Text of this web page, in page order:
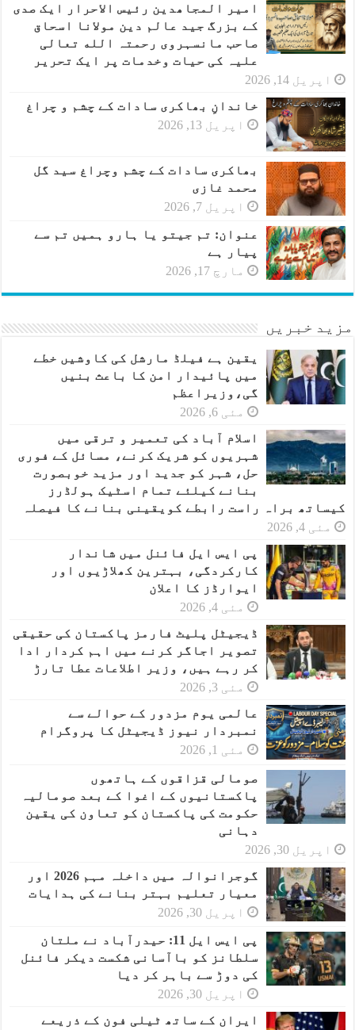
امیر المجاھدین رئیس الاحرار ایک صدی
کے بزرگ جید عالم دین مولانا اسحاق
صاحب مانسہروی رحمتہ الله تعالی
علیہ کی حیات وخدمات پر ایک تحریر
اپریل 14, 2026
خاندانِ بھاکری سادات کے چشم و چراغ
اپریل 13, 2026
بھاکری سادات کے چشم وچراغ سید گل
محمد غازی
اپریل 7, 2026
عنوان: تم جیتو یا ہارو ہمیں تم سے
پیار ہے
مارچ 17, 2026
مزید خبریں
یقین ہے فیلڈ مارشل کی کاوشیں خطے
میں پائیدار امن کا باعث بنیں
گی،وزیراعظم
مئی 6, 2026
اسلام آباد کی تعمیر و ترقی میں
شہریوں کو شریک کرنے، مسائل کے فوری
حل، شہر کو جدید اور مزید خوبصورت
بنانے کیلئے تمام اسٹیک ہولڈرز
کیساتھ براہ راست رابطے کویقینی بنانے کا فیصلہ
مئی 4, 2026
پی ایس ایل فائنل میں شاندار
کارکردگی، بہترین کھلاڑیوں اور
ایوارڈز کا اعلان
مئی 4, 2026
ڈیجیٹل پلیٹ فارمز پاکستان کی حقیقی
تصویر اجاگر کرنے میں اہم کردار ادا
کر رہے ہیں، وزیر اطلاعات عطا تارڑ
مئی 3, 2026
عالمی یوم مزدور کے حوالے سے
نمبردار نیوز ڈیجیٹل کا پروگرام
مئی 1, 2026
صومالی قزاقوں کے ہاتھوں
پاکستانیوں کے اغوا کے بعد صومالیہ
حکومت کی پاکستان کو تعاون کی یقین
دہانی
اپریل 30, 2026
گوجرانوالہ میں داخلہ مہم 2026 اور
معیار تعلیم بہتر بنانے کی ہدایات
اپریل 30, 2026
پی ایس ایل 11: حیدرآباد نے ملتان
سلطانز کو باآسانی شکست دیکر فائنل
کی دوڑ سے باہر کر دیا
اپریل 30, 2026
ایران کے ساتھ ٹیلی فون کے ذریعے